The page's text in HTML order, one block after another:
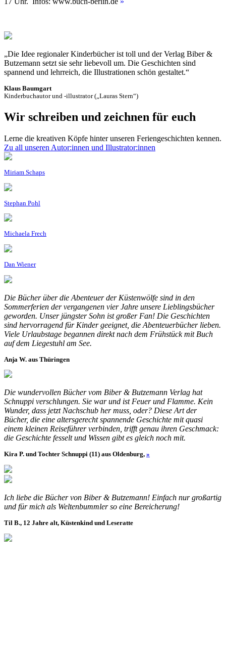
„Die Idee regionaler Kinderbücher ist toll und der Verlag Biber &
Butzemann setzt sie sehr liebevoll um. Die Geschichten sind
spannend und lehrreich, die Illustrationen schön gestaltet.“
Klaus Baumgart
Kinderbuchautor und -illustrator („Lauras Stern“)
Wir schreiben und zeichnen für euch
Lerne die kreativen Köpfe hinter unseren Feriengeschichten kennen.
Zu all unseren Autor:innen und Illustrator:innen
Miriam Schaps
Stephan Pohl
Michaela Frech
Dan Wiener
Die Bücher über die Abenteuer der Küstenwölfe sind in den
Sommerferien der vergangenen vier Jahre unsere Lieblingsbücher
geworden. Unser jüngster Sohn ist großer Fan! Die Geschichten
sind hervorragend für Kinder geeignet, die Abenteuerbücher lieben.
Viele Urlaubstage begannen direkt nach dem Frühstück mit Buch
auf dem Liegestuhl am See.
Anja W. aus Thüringen
Die wundervollen Bücher vom Biber & Butzemann Verlag hat
Schnuppi verschlungen. Sie war und ist Feuer und Flamme. Kein
Wunder, dass jetzt Nachschub her muss, oder? Diese Art der
Bücher, die eine altersgerecht spannende Geschichte mit quasi
einem kleinen Reiseführer verbinden, trifft genau ihren Geschmack:
die Geschichte fesselt und Wissen gibt es gleich noch mit.
Kira P. und Tochter Schnuppi (11) aus Oldenburg, »
Ich liebe die Bücher von Biber & Butzemann! Einfach nur großartig
und für mich als Weltenbummler so eine Bereicherung!
Til B., 12 Jahre alt, Küstenkind und Leseratte